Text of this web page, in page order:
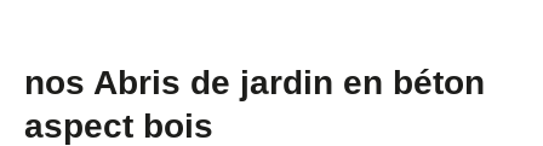
nos Abris de jardin en béton
aspect bois